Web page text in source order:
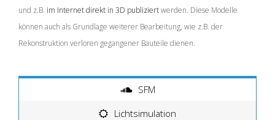
und z.B. im Internet direkt in 3D publiziertwerden. Diese Modelle
können auch als Grundlage weiterer Bearbeitung, wie z.B. der
Rekonstruktion verloren gegangener Bauteile dienen.
SFM
Lichtsimulation